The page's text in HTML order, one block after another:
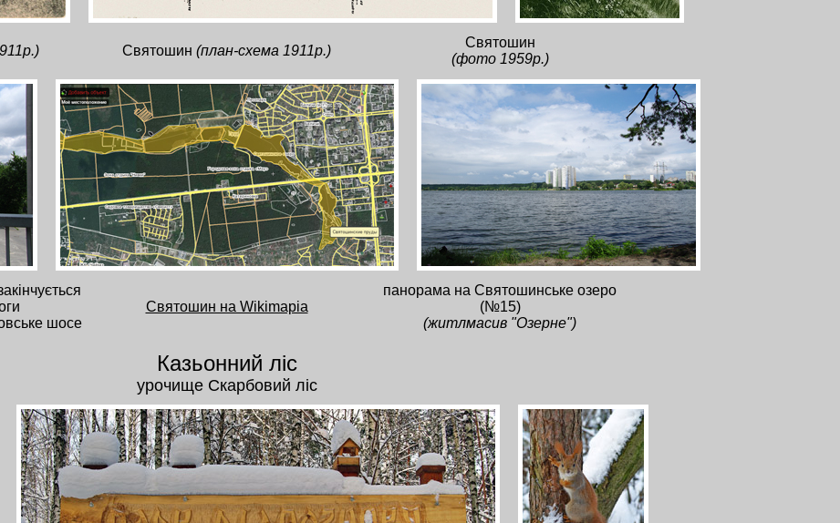
Святошин (план-схема 1911р.)
Святошин
(фото 1959р.)
шосе
Святошин на Wikimapia
панорама на Святошинське озеро
(№15)
(житлмасив "Озерне")
Казьонний ліс
урочище Скарбовий ліс